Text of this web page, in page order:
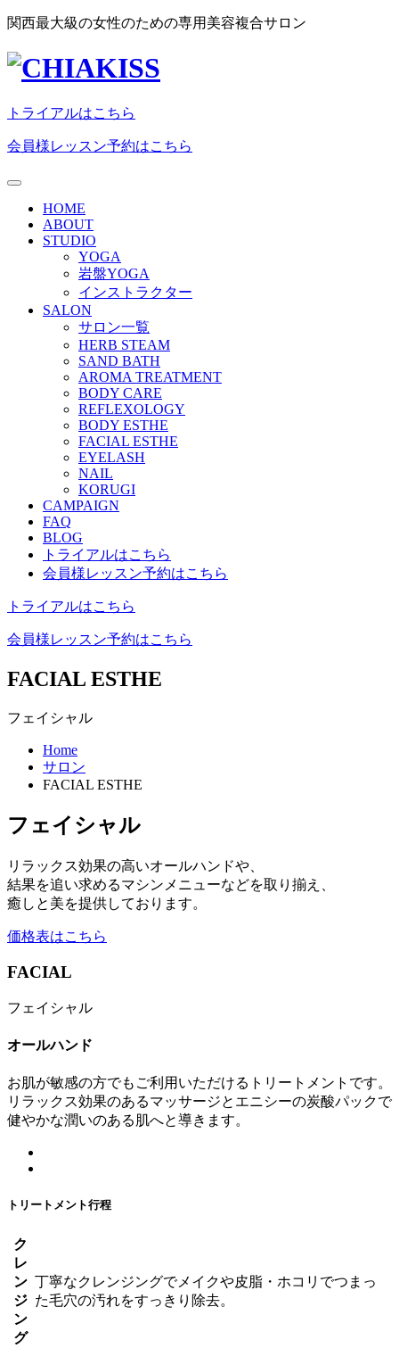
関西最大級の女性のための専用美容複合サロン
トライアルはこちら
会員様レッスン予約はこちら
HOME
ABOUT
STUDIO
YOGA
岩盤YOGA
インストラクター
SALON
サロン一覧
HERB STEAM
SAND BATH
AROMA TREATMENT
BODY CARE
REFLEXOLOGY
BODY ESTHE
FACIAL ESTHE
EYELASH
NAIL
KORUGI
CAMPAIGN
FAQ
BLOG
トライアルはこちら
会員様レッスン予約はこちら
トライアルはこちら
会員様レッスン予約はこちら
FACIAL ESTHE
フェイシャル
Home
サロン
FACIAL ESTHE
フェイシャル
リラックス効果の高いオールハンドや、
結果を追い求めるマシンメニューなどを取り揃え、
癒しと美を提供しております。
価格表はこちら
FACIAL
フェイシャル
オールハンド
お肌が敏感の方でもご利用いただけるトリートメントです。
リラックス効果のあるマッサージとエニシーの炭酸パックで
健やかな潤いのある肌へと導きます。
トリートメント行程
ク
レ
ン
ジ
ン
グ
丁寧なクレンジングでメイクや皮脂・ホコリでつまっ
た毛穴の汚れをすっきり除去。